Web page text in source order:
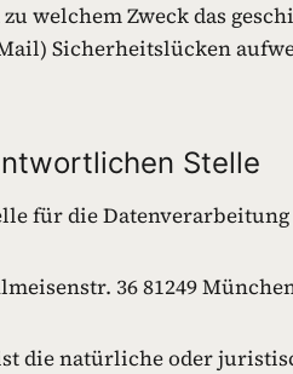
welchem Zweck das
Sicherheitslücken
Stelle
für die Datenverarbeitung
36 81249
die natürliche oder